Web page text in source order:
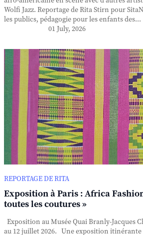
Wolfi Jazz. Reportage de Rita Stirn pour
les publics, pédagogie pour les enfants des...
01 July, 2026
REPORTAGE DE RITA
Exposition à Paris : Africa
toutes les coutures »
Exposition au Musée Quai Branly-Jacques
au 12 juillet 2026. Une exposition